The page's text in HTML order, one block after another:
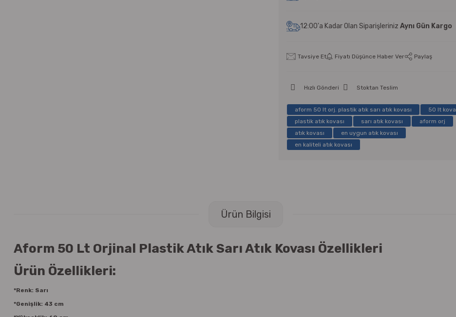
12:00'a Kadar Olan Siparişleriniz Aynı Gün Kargo
Tavsiye Et Fiyatı Düşünce Haber Ver Paylaş
Hızlı Gönderi Stoktan Teslim
aform 50 lt orj. plastik atık sarı atık kovası
50 lt kova
plastik atık kovası
sarı atık kovası
aform orj
atık kovası
en uygun atık kovası
en kaliteli atık kovası
Ürün Bilgisi
Aform 50 Lt Orjinal Plastik Atık Sarı Atık Kovası Özellikleri
Ürün Özellikleri:
*Renk: Sarı
*Genişlik: 43 cm